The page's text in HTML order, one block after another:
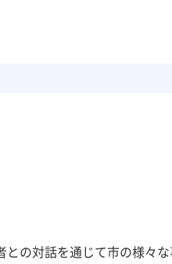
の対話を通じて市の様々